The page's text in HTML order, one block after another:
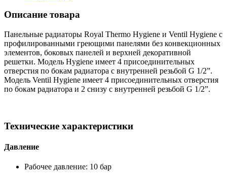
Описание товара
Панельные радиаторы Royal Thermo Hygiene и Ventil Hygiene с
профилированными греющими панелями без конвекционных
элементов, боковых панелей и верхней декоративной
решетки. Модель Hygiene имеет 4 присоединительных
отверстия по бокам радиатора с внутренней резьбой G 1/2”.
Модель Ventil Hygiene имеет 4 присоединительных отверстия
по бокам радиатора и 2 снизу с внутренней резьбой G 1/2”.
Технические характеристики
Давление
Рабочее давление: 10 бар